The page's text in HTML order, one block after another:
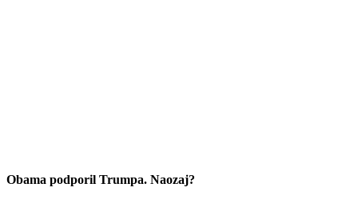
Obama podporil Trumpa. Naozaj?